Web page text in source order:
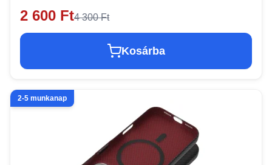
2 600 Ft4 300 Ft
Kosárba
2-5 munkanap